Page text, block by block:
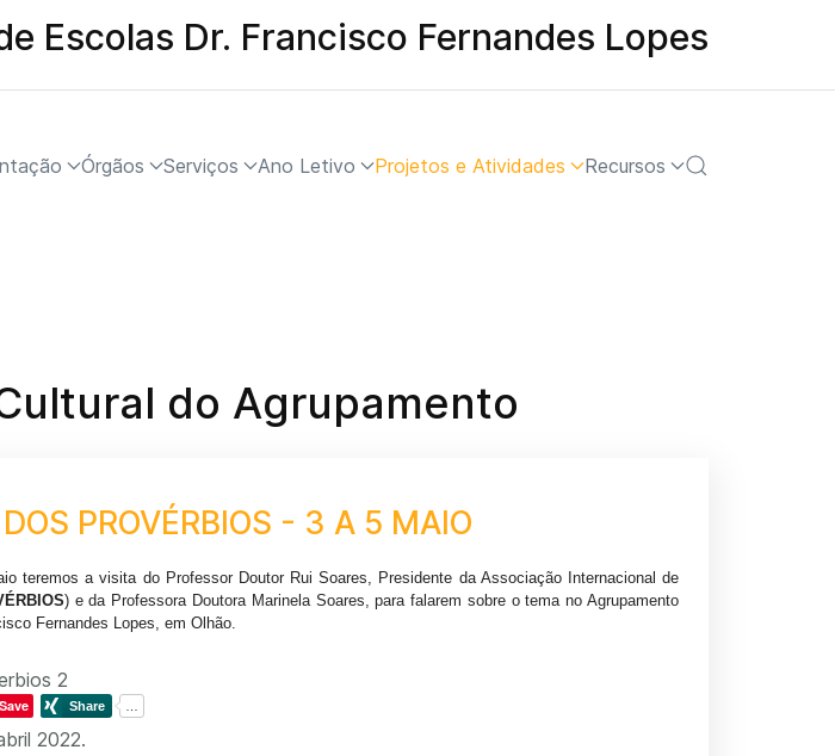
Escolas Dr. Francisco Fernandes Lopes
Órgãos Serviços Ano Letivo Projetos e Atividades Recursos
do Agrupamento
PROVÉRBIOS - 3 A 5 MAIO
teremos a visita do Professor Doutor Rui Soares, Presidente da Associação Internacional de
) e da Professora Doutora Marinela Soares, para falarem sobre o tema no Agrupamento
Fernandes Lopes, em Olhão.
Save
2022.